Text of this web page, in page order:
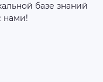
базе знаний
нами!